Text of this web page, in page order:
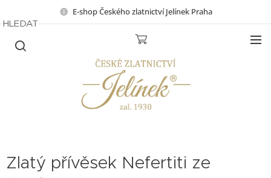
E-shop Českého zlatnictví Jelínek Praha
HLEDAT
Zlatý přívěsek Nefertiti ze